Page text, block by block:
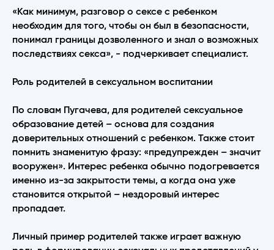
«Как минимум, разговор о сексе с ребенком
необходим для того, чтобы он был в безопасности,
понимал границы дозволенного и знал о возможных
последствиях секса», - подчеркивает специалист.
Роль родителей в сексуальном воспитании
По словам Пугачева, для родителей сексуальное
образование детей – основа для создания
доверительных отношений с ребенком. Также стоит
помнить знаменитую фразу: «предупрежден – значит
вооружен». Интерес ребенка обычно подогревается
именно из-за закрытости темы, а когда она уже
становится открытой – нездоровый интерес
пропадает.
Личный пример родителей также играет важную